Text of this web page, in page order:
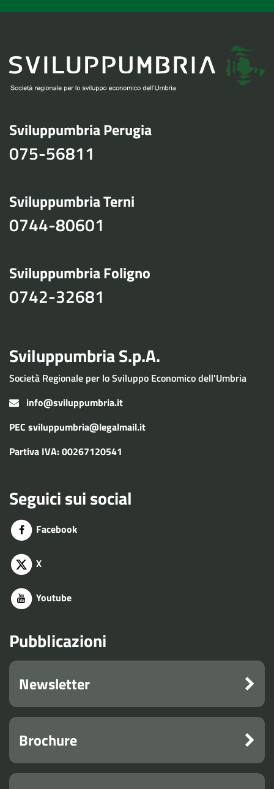
Sviluppumbria Perugia
075-56811
Sviluppumbria Terni
0744-80601
Sviluppumbria Foligno
0742-32681
Sviluppumbria S.p.A.
Società Regionale per lo Sviluppo Economico dell'Umbria
info@sviluppumbria.it
PEC sviluppumbria@legalmail.it
Partiva IVA: 00267120541
Seguici sui social
Facebook
X
Youtube
Pubblicazioni
Newsletter
Brochure